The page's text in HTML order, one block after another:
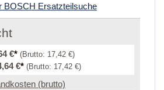
BOSCH Ersatzteilsuche
€* (Brutto: 17,42 €)
€* (Brutto: 17,42 €)
(brutto)